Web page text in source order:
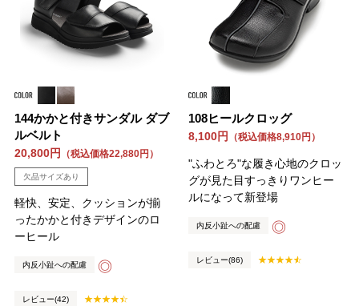
144かかと付きサンダル ダブ
ルベルト
20,800円 （税込価格22,880円）
欠品サイズあり
軽快、安定、クッションが揃
ったかかと付きデザインのロ
ーヒール
内反小趾への配慮 ◎
レビュー(42)
108ヒールクロッグ
8,100円 （税込価格8,910円）
"ふわとろ"な履き心地のクロッ
グが見た目すっきりワンヒー
ルになって新登場
内反小趾への配慮 ◎
レビュー(86)